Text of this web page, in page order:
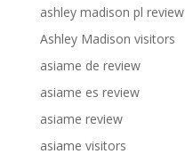
ashley madison pl review
Ashley Madison visitors
asiame de review
asiame es review
asiame review
asiame visitors